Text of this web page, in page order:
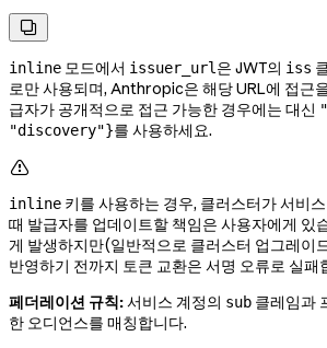

inline 모드에서 issuer_url은 JWT의 iss
로만 사용되며, Anthropic은 해당 URL에 접근
급자가 공개적으로 접근 가능한 경우에는 대신
"discovery"}를 사용하세요.

inline 키를 사용하는 경우, 클러스터가 서비
때 발급자를 업데이트할 책임은 사용자에게 있
게 발생하지만(일반적으로 클러스터 업그레이
반영하기 전까지 토큰 교환은 서명 오류로 실패
페더레이션 규칙:서비스 계정의 sub 클레임과
한 오디언스를 매칭합니다.